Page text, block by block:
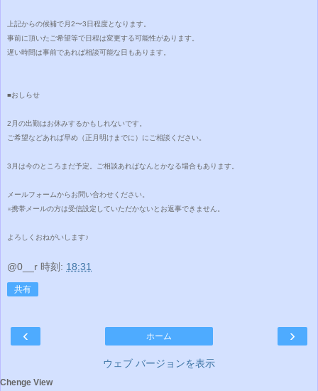
上記からの候補で月2〜3日程度となります。
事前に頂いたご希望等で日程は変更する可能性があります。
遅い時間は事前であれば相談可能な日もあります。
■おしらせ
2月の出勤はお休みするかもしれないです。
ご希望などあれば早め（正月明けまでに）にご相談ください。
3月は今のところまだ予定。ご相談あればなんとかなる場合もあります。
メールフォームからお問い合わせください。
※携帯メールの方は受信設定していただかないとお返事できません。
よろしくおねがいします♪
@0__r 時刻: 18:31
共有
‹ ›
ホーム
ウェブ バージョンを表示
Chenge View